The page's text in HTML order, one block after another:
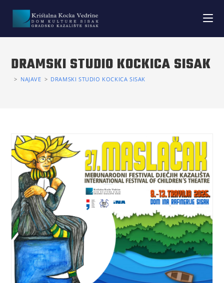
DRAMSKI STUDIO KOCKICA SISAK
> NAJAVE > DRAMSKI STUDIO KOCKICA SISAK